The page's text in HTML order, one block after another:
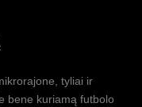
tyliai ir
bene kuriamą futbolo